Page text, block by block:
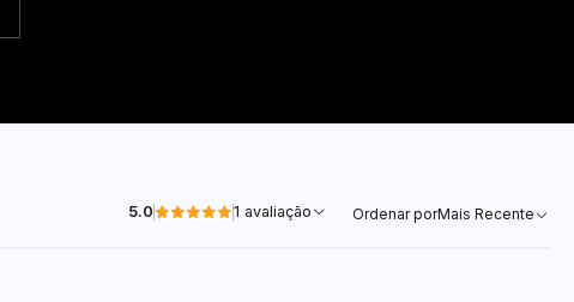
5.0 1 avaliação Ordenar porMais Recente